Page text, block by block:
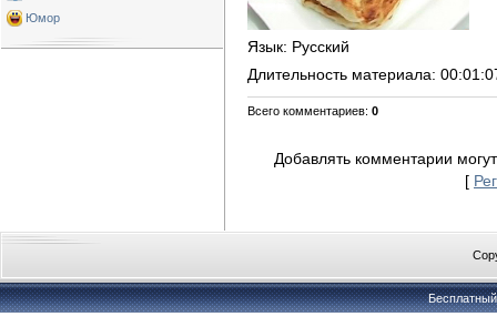
Юмор
Язык: Русский
Длительность материала:
Всего комментариев: 0
Добавлять комментарии
[